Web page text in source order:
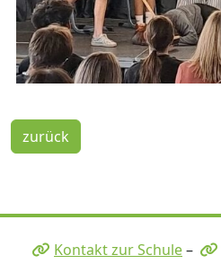
zurück
Kontakt zur Schule–